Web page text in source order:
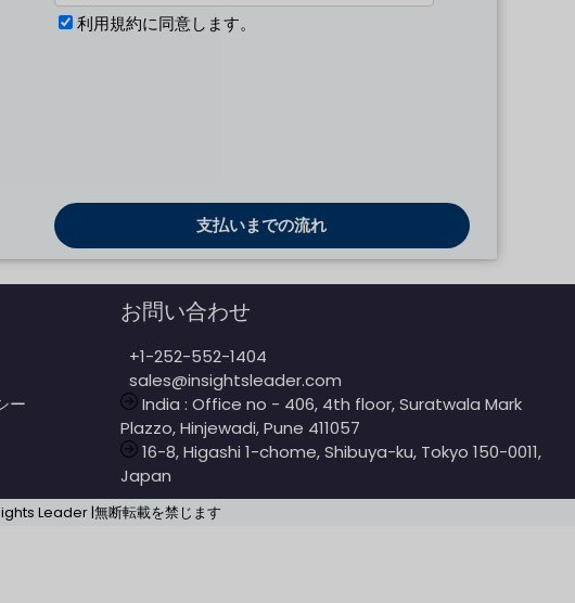
利用規約に同意します。
ー
お問い合わせ
+1-252-552-1404
sales@insightsleader.com
India : Office no - 406, 4th floor, Suratwala Mark
Plazzo, Hinjewadi, Pune 411057
16-8, Higashi 1-chome, Shibuya-ku, Tokyo 150-0011,
Japan
Leader |無断転載を禁じます